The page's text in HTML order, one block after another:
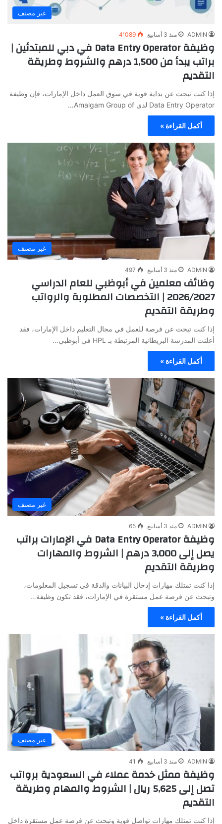
غير مصنف
ADMIN منذ 3 أسابيع 4٬089
وظيفة Data Entry Operator في دبي للمبتدئين |
براتب يبدأ من 1,500 درهم والشروط وطريقة
التقديم
إذا كنت تبحث عن بداية قوية في سوق العمل داخل الإمارات، فإن وظيفة
Data Entry Operator لدى Amalgam Group of…
أكمل القراءة »
غير مصنف
ADMIN منذ 3 أسابيع 497
وظائف معلمين في أبوظبي للعام الدراسي
2026/2027 | التخصصات المطلوبة والرواتب
وطريقة التقديم
إذا كنت تبحث عن فرصة للعمل في مجال التعليم داخل الإمارات، فقد
أعلنت المدرسة البريطانية المرتبطة بـ HPL في أبوظبي…
أكمل القراءة »
غير مصنف
ADMIN منذ 3 أسابيع 65
وظيفة Data Entry Operator في الإمارات براتب
يصل إلى 3,000 درهم | الشروط والمهارات
وطريقة التقديم
إذا كنت تمتلك مهارات إدخال البيانات والدقة في تسجيل المعلومات،
وتبحث عن فرصة عمل مستقرة في الإمارات، فقد تكون وظيفة…
أكمل القراءة »
غير مصنف
ADMIN منذ 3 أسابيع 41
وظيفة ممثل خدمة عملاء في السعودية برواتب
تصل إلى 5,625 ريال | الشروط والمهام وطريقة
التقديم
إذا كنت تمتلك مهارات تواصل قوية وتبحث عن فرصة عمل مستقرة داخل